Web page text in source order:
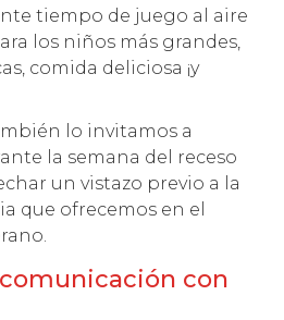
tiempo de juego al aire
los niños más grandes,
comida deliciosa ¡y
lo invitamos a
la semana del receso
un vistazo previo a la
que ofrecemos en el
con